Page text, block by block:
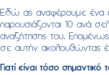
Εδώ ας αναφέρουμε ένα
παρουσιάζονται 10 ανά
αναζήτησης του.
σε αυτήν ακολουθώντας
Γιατί είναι τόσο σημαντικό